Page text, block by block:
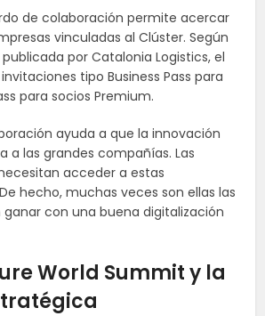
de colaboración permite acercar
vinculadas al Clúster. Según
por Catalonia Logistics, el
tipo Business Pass para
para socios Premium.
ayuda a que la innovación
a las grandes compañías. Las
acceder a estas
hecho, muchas veces son ellas las
con una buena digitalización
World Summit y la